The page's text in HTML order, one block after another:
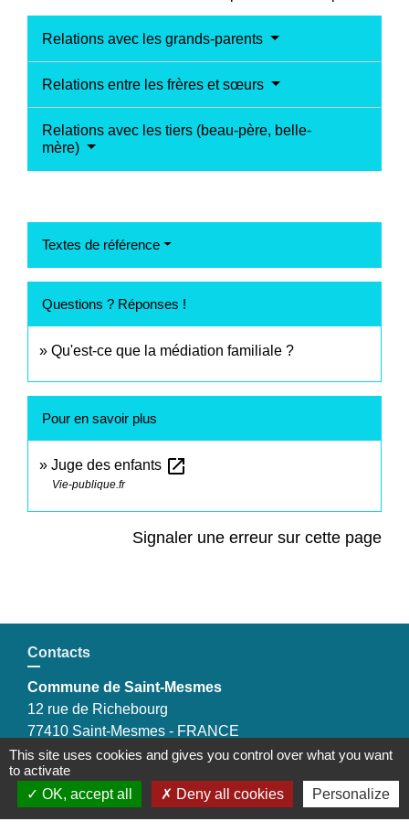
Relations avec les grands-parents
Relations entre les frères et sœurs
Relations avec les tiers (beau-père, belle-
mère)
Textes de référence
Questions ? Réponses !
Qu'est-ce que la médiation familiale ?
Pour en savoir plus
Juge des enfants open_in_new
Vie-publique.fr
Signaler une erreur sur cette page
Contacts
Commune de Saint-Mesmes
12 rue de Richebourg
77410 Saint-Mesmes - FRANCE
+33 1 60 26 24 20
This site uses cookies and gives you control over what you want
to activate
OK, accept all
Deny all cookies Personalize